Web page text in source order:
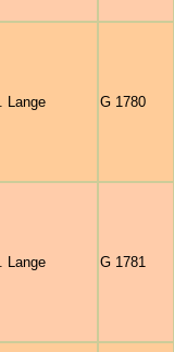
Lange G 1780
Lange G 1781